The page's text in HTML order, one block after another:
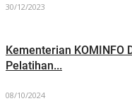
30/12/2023
Kementerian KOMINFO
Pelatihan...
08/10/2024